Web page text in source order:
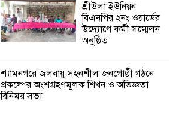
শ্রীউলা ইউনিয়ন
বিএনপির ২নং ওয়ার্ডের
উদ্যোগে কর্মী সম্মেলন
অনুষ্ঠিত
শ্যামনগরে জলবায়ু সহনশীল জনগোষ্ঠী গঠনে
প্রকল্পের অংশগ্রহণমূলক শিখন ও অভিজ্ঞতা
বিনিময় সভা